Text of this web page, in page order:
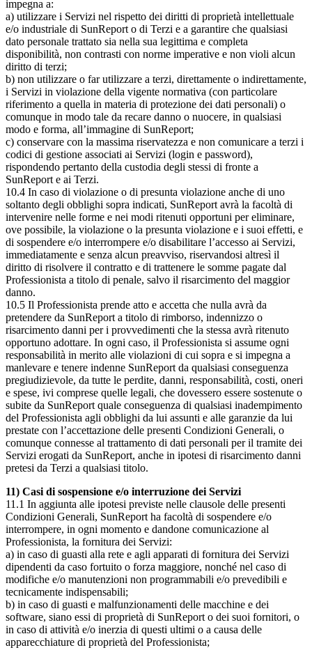
impegna a:
a) utilizzare i Servizi nel rispetto dei diritti di proprietà intellettuale
e/o industriale di SunReport o di Terzi e a garantire che qualsiasi
dato personale trattato sia nella sua legittima e completa
disponibilità, non contrasti con norme imperative e non violi alcun
diritto di terzi;
b) non utilizzare o far utilizzare a terzi, direttamente o indirettamente,
i Servizi in violazione della vigente normativa (con particolare
riferimento a quella in materia di protezione dei dati personali) o
comunque in modo tale da recare danno o nuocere, in qualsiasi
modo e forma, all’immagine di SunReport;
c) conservare con la massima riservatezza e non comunicare a terzi i
codici di gestione associati ai Servizi (login e password),
rispondendo pertanto della custodia degli stessi di fronte a
SunReport e ai Terzi.
10.4 In caso di violazione o di presunta violazione anche di uno
soltanto degli obblighi sopra indicati, SunReport avrà la facoltà di
intervenire nelle forme e nei modi ritenuti opportuni per eliminare,
ove possibile, la violazione o la presunta violazione e i suoi effetti, e
di sospendere e/o interrompere e/o disabilitare l’accesso ai Servizi,
immediatamente e senza alcun preavviso, riservandosi altresì il
diritto di risolvere il contratto e di trattenere le somme pagate dal
Professionista a titolo di penale, salvo il risarcimento del maggior
danno.
10.5 Il Professionista prende atto e accetta che nulla avrà da
pretendere da SunReport a titolo di rimborso, indennizzo o
risarcimento danni per i provvedimenti che la stessa avrà ritenuto
opportuno adottare. In ogni caso, il Professionista si assume ogni
responsabilità in merito alle violazioni di cui sopra e si impegna a
manlevare e tenere indenne SunReport da qualsiasi conseguenza
pregiudizievole, da tutte le perdite, danni, responsabilità, costi, oneri
e spese, ivi comprese quelle legali, che dovessero essere sostenute o
subite da SunReport quale conseguenza di qualsiasi inadempimento
del Professionista agli obblighi da lui assunti e alle garanzie da lui
prestate con l’accettazione delle presenti Condizioni Generali, o
comunque connesse al trattamento di dati personali per il tramite dei
Servizi erogati da SunReport, anche in ipotesi di risarcimento danni
pretesi da Terzi a qualsiasi titolo.
11) Casi di sospensione e/o interruzione dei Servizi
11.1 In aggiunta alle ipotesi previste nelle clausole delle presenti
Condizioni Generali, SunReport ha facoltà di sospendere e/o
interrompere, in ogni momento e dandone comunicazione al
Professionista, la fornitura dei Servizi:
a) in caso di guasti alla rete e agli apparati di fornitura dei Servizi
dipendenti da caso fortuito o forza maggiore, nonché nel caso di
modifiche e/o manutenzioni non programmabili e/o prevedibili e
tecnicamente indispensabili;
b) in caso di guasti e malfunzionamenti delle macchine e dei
software, siano essi di proprietà di SunReport o dei suoi fornitori, o
in caso di attività e/o inerzia di questi ultimi o a causa delle
apparecchiature di proprietà del Professionista;